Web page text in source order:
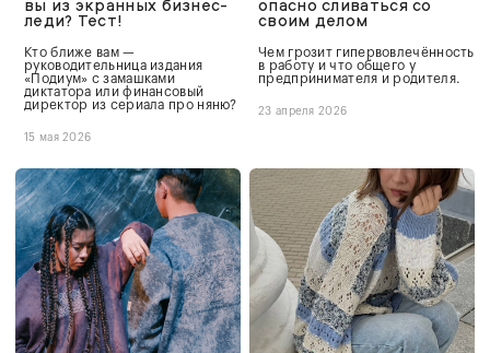
вы из экранных бизнес-
леди? Тест!
Кто ближе вам —
руководительница издания
«Подиум» с замашками
диктатора или финансовый
директор из сериала про няню?
15 мая 2026
опасно сливаться со
своим делом
Чем грозит гипервовлечённость
в работу и что общего у
предпринимателя и родителя.
23 апреля 2026